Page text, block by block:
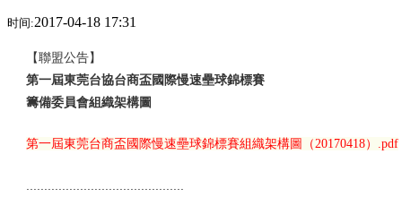
时间:2017-04-18 17:31
【聯盟公告】
第一屆東莞台協台商盃國際慢速壘球錦標賽
籌備委員會組織架構圖
第一屆東莞台商盃國際慢速壘球錦標賽組織架構圖（20170418）.pdf